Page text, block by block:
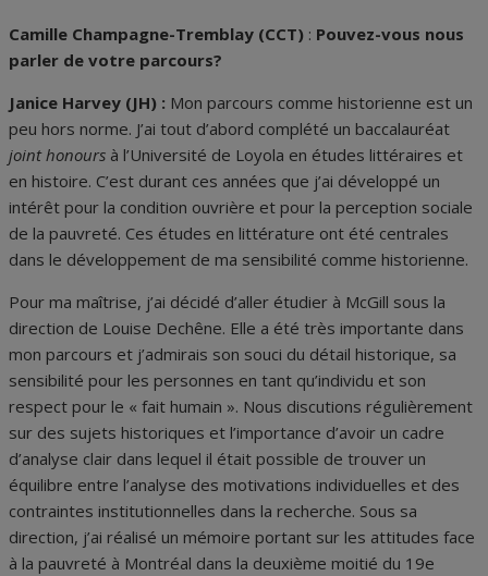
Camille Champagne-Tremblay (CCT) : Pouvez-vous nous
parler de votre parcours?
Janice Harvey (JH) : Mon parcours comme historienne est un
peu hors norme. J’ai tout d’abord complété un baccalauréat
joint honours à l’Université de Loyola en études littéraires et
en histoire. C’est durant ces années que j’ai développé un
intérêt pour la condition ouvrière et pour la perception sociale
de la pauvreté. Ces études en littérature ont été centrales
dans le développement de ma sensibilité comme historienne.
Pour ma maîtrise, j’ai décidé d’aller étudier à McGill sous la
direction de Louise Dechêne. Elle a été très importante dans
mon parcours et j’admirais son souci du détail historique, sa
sensibilité pour les personnes en tant qu’individu et son
respect pour le « fait humain ». Nous discutions régulièrement
sur des sujets historiques et l’importance d’avoir un cadre
d’analyse clair dans lequel il était possible de trouver un
équilibre entre l’analyse des motivations individuelles et des
contraintes institutionnelles dans la recherche. Sous sa
direction, j’ai réalisé un mémoire portant sur les attitudes face
à la pauvreté à Montréal dans la deuxième moitié du 19e